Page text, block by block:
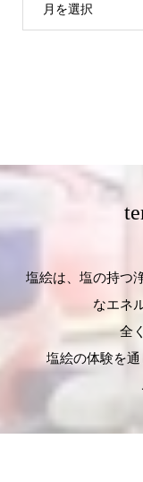
月を選択
塩絵は、塩の持つ
なエネ
全
塩絵の体験を